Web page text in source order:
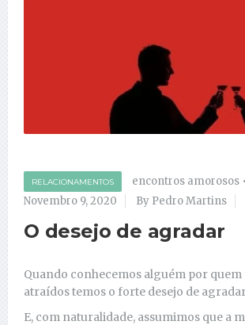
RELACIONAMENTOS encontros amorosos •
Novembro 9, 2020
By Pedro Martins
O desejo de agradar
Quando conhecemos alguém por
atraídos temos o forte desejo de
E, com naturalidade, assumimos que a